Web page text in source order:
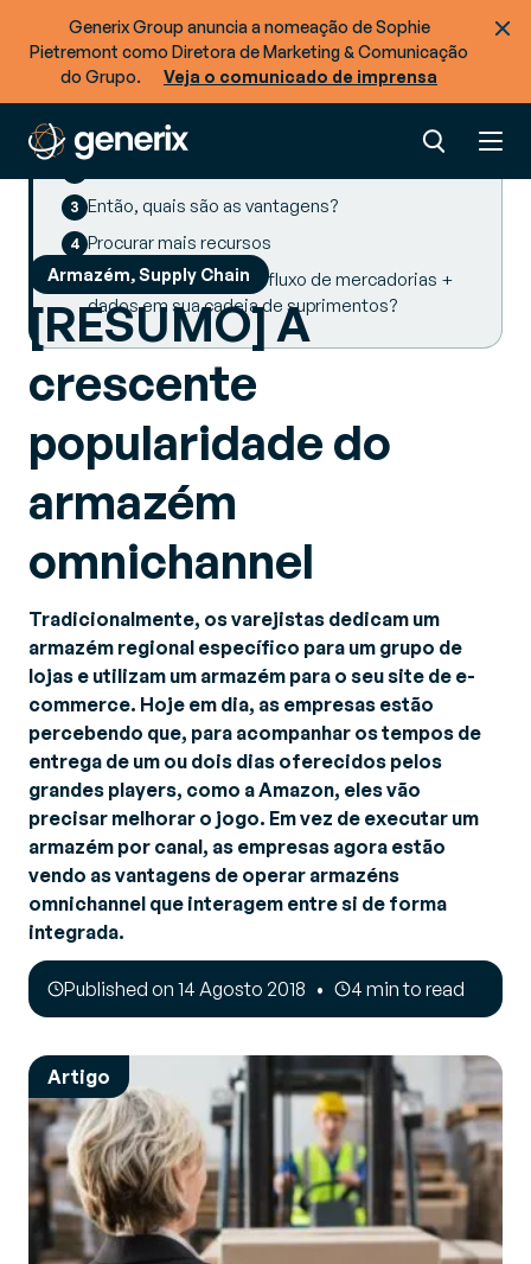
Generix Group anuncia a nomeação de Sophie
Pietremont como Diretora de Marketing & Comunicação
do Grupo.
Veja o comunicado de imprensa
Armazém, Supply Chain
[RESUMO] A
crescente
popularidade do
armazém
omnichannel
Tradicionalmente, os varejistas dedicam um
armazém regional específico para um grupo de
lojas e utilizam um armazém para o seu site de e-
commerce. Hoje em dia, as empresas estão
percebendo que, para acompanhar os tempos de
entrega de um ou dois dias oferecidos pelos
grandes players, como a Amazon, eles vão
precisar melhorar o jogo. Em vez de executar um
armazém por canal, as empresas agora estão
vendo as vantagens de operar armazéns
omnichannel que interagem entre si de forma
integrada.
Published on 14 Agosto 2018 4 min to read
Artigo
SUMMARY
A recente mudança da Decathlon para o
armazém omnichannel
Então, quais são as vantagens?
Procurar mais recursos
Pronto para otimizar o fluxo de mercadorias +
dados em sua cadeia de suprimentos?